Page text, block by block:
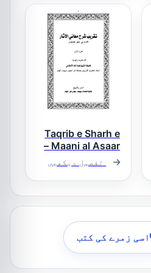
Taqrib e Sharh e
Maani al Asaar –
تقریب شرح
معانی الآثار
تفصیل دیکھیں
اسی زمرے کی کتب